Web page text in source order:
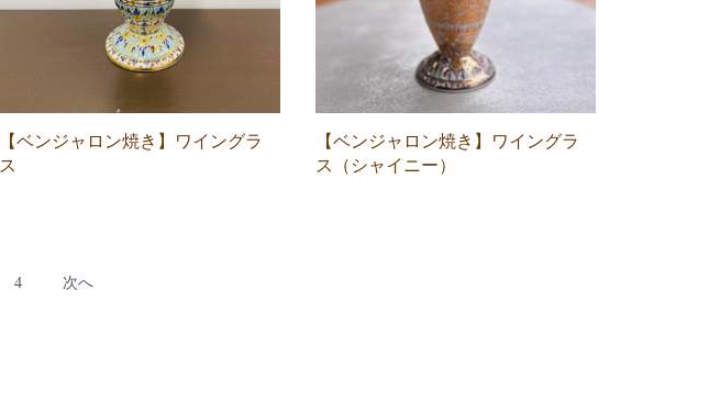
【ベンジャロン焼き】ワイングラ
ス
【ベンジャロン焼き】ワイングラ
ス（シャイニー）
4 次へ